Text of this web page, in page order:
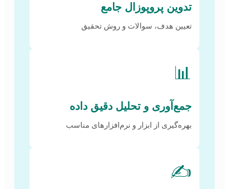
تدوین پروپوزال جامع
تعیین هدف، سوالات و روش تحقیق
📊
جمع‌آوری و تحلیل دقیق داده
بهره‌گیری از ابزار و نرم‌افزارهای مناسب
✍️